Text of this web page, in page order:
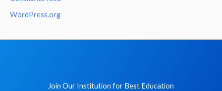
WordPress.org
Join Our Institution for Best Education